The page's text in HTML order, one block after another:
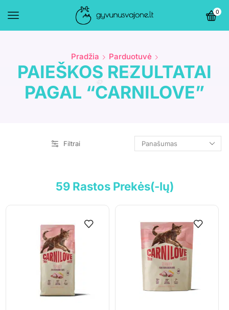
0
Pradžia Parduotuvė
PAIEŠKOS REZULTATAI
PAGAL “CARNILOVE”
Filtrai
59 Rastos Prekės(-Ių)